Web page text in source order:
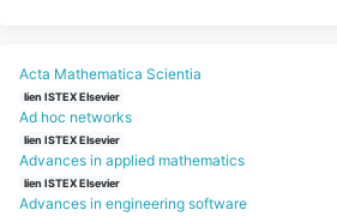
Acta Mathematica Scientia
lien ISTEX Elsevier
Ad hoc networks
lien ISTEX Elsevier
Advances in applied mathematics
lien ISTEX Elsevier
Advances in engineering software